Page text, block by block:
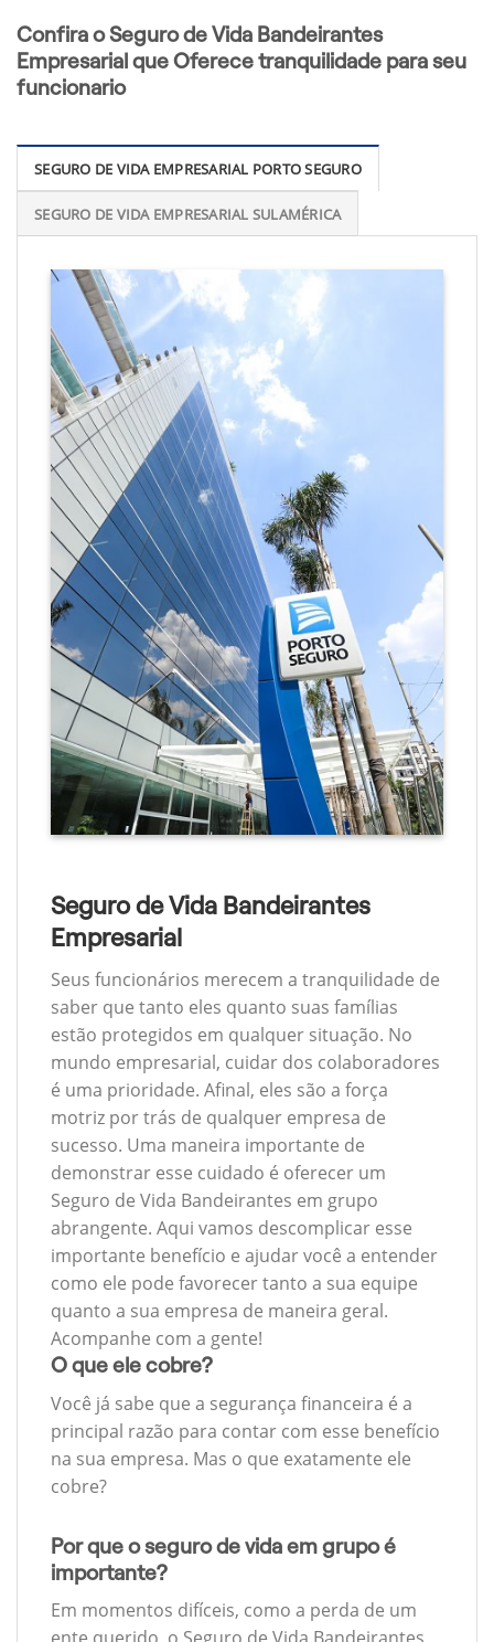
Confira o Seguro de Vida Bandeirantes
Empresarial que Oferece tranquilidade para seu
funcionario
SEGURO DE VIDA EMPRESARIAL PORTO SEGURO
SEGURO DE VIDA EMPRESARIAL SULAMÉRICA
Seguro de Vida Bandeirantes
Empresarial
Seus funcionários merecem a tranquilidade de
saber que tanto eles quanto suas famílias
estão protegidos em qualquer situação. No
mundo empresarial, cuidar dos colaboradores
é uma prioridade. Afinal, eles são a força
motriz por trás de qualquer empresa de
sucesso. Uma maneira importante de
demonstrar esse cuidado é oferecer um
Seguro de Vida Bandeirantes em grupo
abrangente. Aqui vamos descomplicar esse
importante benefício e ajudar você a entender
como ele pode favorecer tanto a sua equipe
quanto a sua empresa de maneira geral.
Acompanhe com a gente!
O que ele cobre?
Você já sabe que a segurança financeira é a
principal razão para contar com esse benefício
na sua empresa. Mas o que exatamente ele
cobre?
Por que o seguro de vida em grupo é
importante?
Em momentos difíceis, como a perda de um